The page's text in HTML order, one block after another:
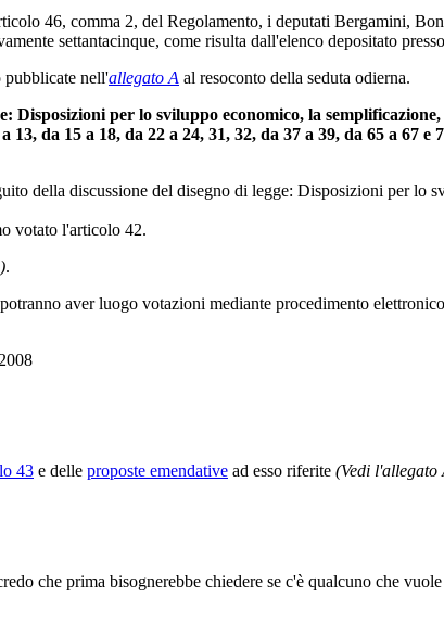
46, comma 2, del Regolamento, i deputati Bergamini,
settantacinque, come risulta dall'elenco depositato
pubblicate nell'allegato A al resoconto della seduta odierna.
Disposizioni per lo sviluppo economico, la
da 15 a 18, da 22 a 24, 31, 32, da 37 a 39, da 65 a 67
della discussione del disegno di legge: Disposizioni per
votato l'articolo 42.
.
aver luogo votazioni mediante procedimento
43 e delle proposte emendative ad esso riferite (Vedi l'allegato
che prima bisognerebbe chiedere se c'è qualcuno che